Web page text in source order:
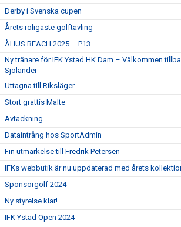
Derby i Svenska cupen
Årets roligaste golftävling
ÅHUS BEACH 2025 – P13
Ny tränare för IFK Ystad HK Dam – Välkommen
Sjölander
Uttagna till Riksläger
Stort grattis Malte
Avtackning
Dataintrång hos SportAdmin
Fin utmärkelse till Fredrik Petersen
IFKs webbutik är nu uppdaterad med årets
Sponsorgolf 2024
Ny styrelse klar!
IFK Ystad Open 2024